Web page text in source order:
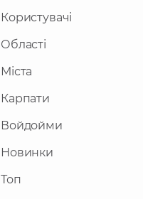
Користувачі
Області
Міста
Карпати
Войдойми
Новинки
Топ